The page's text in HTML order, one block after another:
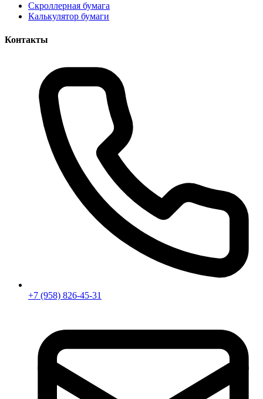
Скроллерная бумага
Калькулятор бумаги
Контакты
+7 (958) 826-45-31